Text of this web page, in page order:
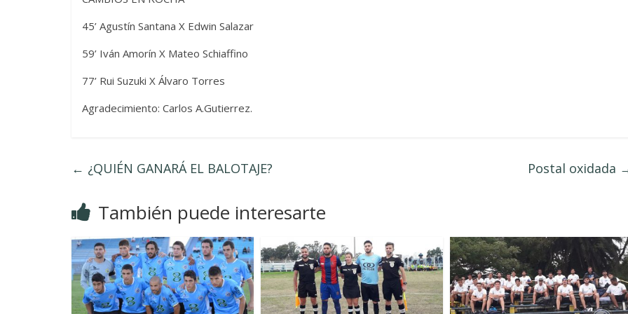
45’ Agustín Santana X Edwin Salazar
59’ Iván Amorín X Mateo Schiaffino
77’ Rui Suzuki X Álvaro Torres
Agradecimiento: Carlos A.Gutierrez.
← ¿QUIÉN GANARÁ EL BALOTAJE? Postal oxidada
También puede interesarte